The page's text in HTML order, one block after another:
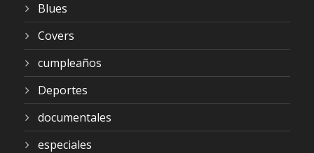
Blues
Covers
cumpleaños
Deportes
documentales
especiales